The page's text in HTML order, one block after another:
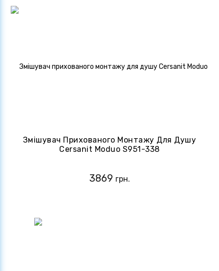
Змішувач Прихованого Монтажу Для Душу
Cersanit Moduo S951-338
3869 грн.